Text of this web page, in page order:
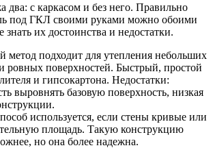
два: с каркасом и без него. Правильно
под ГКЛ своими руками можно обоими
знать их достоинства и недостатки.
метод подходит для утепления небольших
ровных поверхностей. Быстрый, простой
и гипсокартона. Недостатки:
выровнять базовую поверхность, низкая
используется, если стены кривые или
площадь. Такую конструкцию
но она более надежна.